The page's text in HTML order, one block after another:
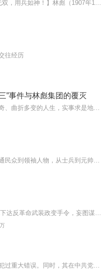
往经历
”事件与林彪集团的覆灭